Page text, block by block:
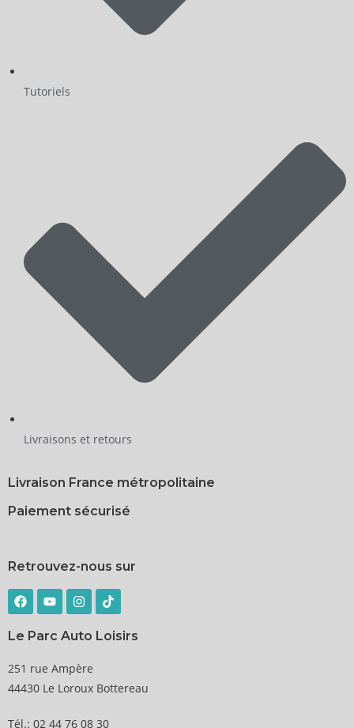
Tutoriels
Livraisons et retours
Livraison France métropolitaine
Paiement sécurisé
Retrouvez-nous sur
Le Parc Auto Loisirs
251 rue Ampère
44430 Le Loroux Bottereau
Tél.: 02 44 76 08 30